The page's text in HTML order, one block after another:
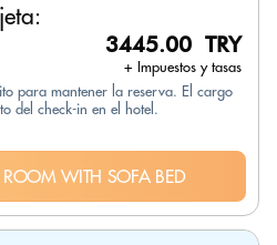
3445.00 TRY
+ Impuestos y tasas
para mantener la reserva. El cargo
del check-in en el hotel.
WITH SOFA BED